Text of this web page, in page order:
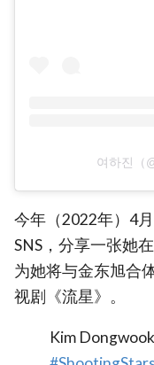
여하진（
今年（2022年）4
SNS，分享一张她
为她将与金东旭合
视剧《流星》。
Kim